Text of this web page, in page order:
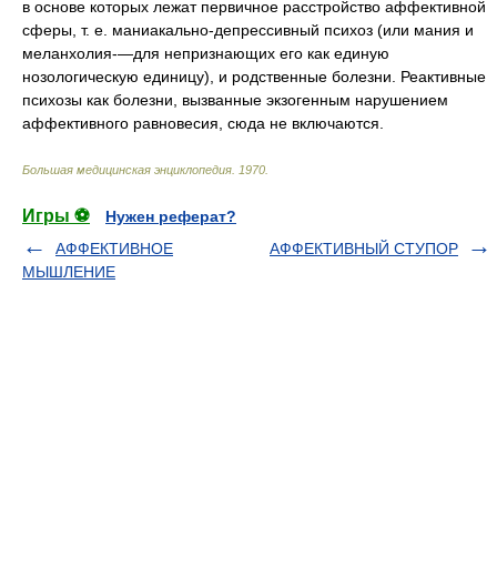
в основе которых лежат первичное расстройство аффективной
сферы, т. е. маниакально-депрессивный психоз (или мания и
меланхолия-—для непризнающих его как единую
нозологическую единицу), и родственные болезни. Реактивные
психозы как болезни, вызванные экзогенным нарушением
аффективного равновесия, сюда не включаются.
Большая медицинская энциклопедия 1970
Игры ⚽
Нужен реферат?
АФФЕКТИВНОЕ
МЫШЛЕНИЕ
АФФЕКТИВНЫЙ СТУПОР